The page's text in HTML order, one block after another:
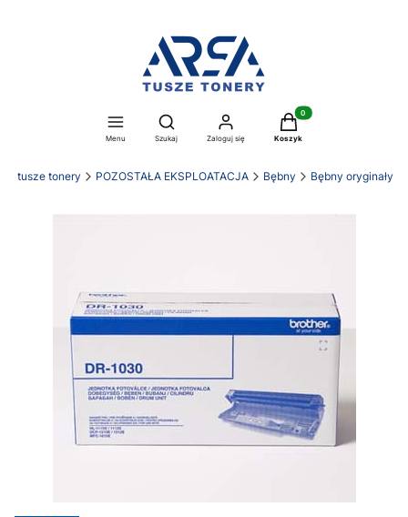
Menu
Otwórz wyszukiwarkę
Szukaj Zaloguj się
Produkty w koszyku: 0.
Koszyk
tusze tonery POZOSTAŁA EKSPLOATACJA Bębny Bębny oryginały